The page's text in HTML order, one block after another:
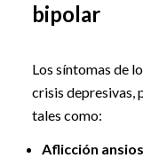
bipolar
Los síntomas de
crisis depresivas,
tales como:
Aflicción